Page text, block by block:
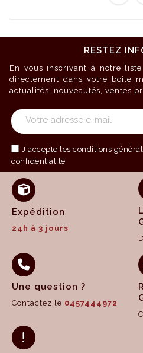
RESTEZ
En vous inscrivant à notre
directement dans votre boite
actualités, nouveautés, ventes
J'accepte les conditions
confidentialité
Expédition
24h à 3 jours
Une question ?
Contactez le 0457444972